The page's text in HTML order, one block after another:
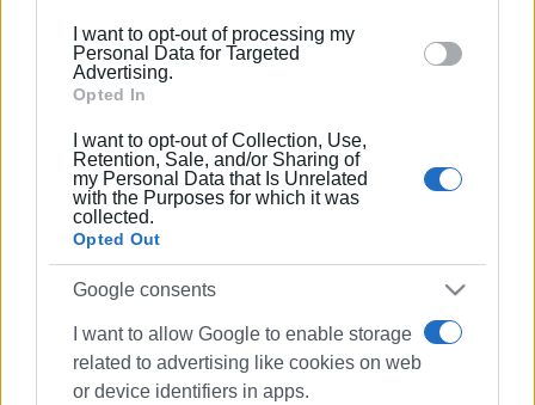
section.
I want to opt-out of processing my
Personal Data for Targeted
Advertising.
Opted In
I want to opt-out of Collection, Use,
Retention, Sale, and/or Sharing of
my Personal Data that Is Unrelated
with the Purposes for which it was
collected.
Opted Out
Google consents
I want to allow Google to enable storage
related to advertising like cookies on web
or device identifiers in apps.